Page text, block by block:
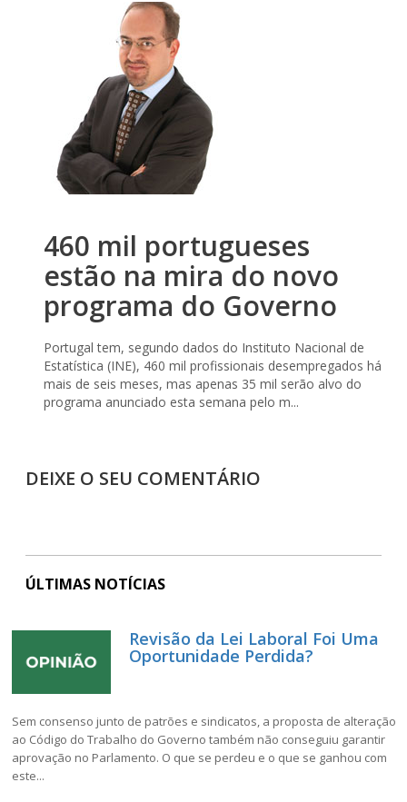
460 mil portugueses
estão na mira do novo
programa do Governo
Portugal tem, segundo dados do Instituto Nacional de
Estatística (INE), 460 mil profissionais desempregados há
mais de seis meses, mas apenas 35 mil serão alvo do
programa anunciado esta semana pelo m...
DEIXE O SEU COMENTÁRIO
ÚLTIMAS NOTÍCIAS
Revisão da Lei Laboral Foi Uma
Oportunidade Perdida?
Sem consenso junto de patrões e sindicatos, a proposta de alteração
ao Código do Trabalho do Governo também não conseguiu garantir
aprovação no Parlamento. O que se perdeu e o que se ganhou com
este...